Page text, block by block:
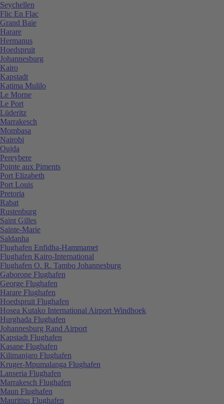
Seychellen
Flic En Flac
Grand Baie
Harare
Hermanus
Hoedspruit
Johannesburg
Kairo
Kapstadt
Katima Mulilo
Le Morne
Le Port
Lüderitz
Marrakesch
Mombasa
Nairobi
Oujda
Pereybere
Pointe aux Piments
Port Elizabeth
Port Louis
Pretoria
Rabat
Rustenburg
Saint Gilles
Sainte-Marie
Saldanha
Flughafen Enfidha-Hammamet
Flughafen Kairo-International
Flughafen O. R. Tambo Johannesburg
Gaborone Flughafen
George Flughafen
Harare Flughafen
Hoedspruit Flughafen
Hosea Kutako International Airport Windhoek
Hurghada Flughafen
Johannesburg Rand Airport
Kapstadt Flughafen
Kasane Flughafen
Kilimanjaro Flughafen
Kruger-Mpumalanga Flughafen
Lanseria Flughafen
Marrakesch Flughafen
Maun Flughafen
Mauritius Flughafen